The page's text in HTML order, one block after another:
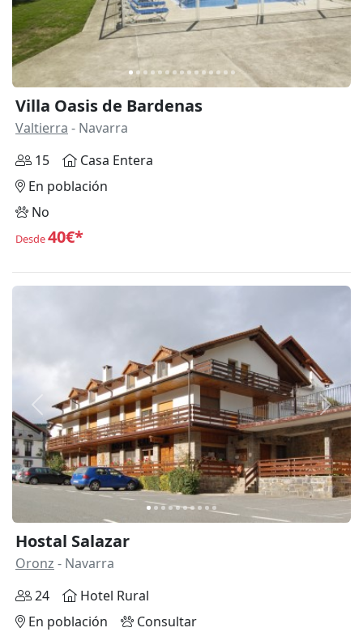
Villa Oasis de Bardenas
Valtierra - Navarra
15
Casa Entera
En población
No
Desde40€*
Anterior
Hostal Salazar
Oronz - Navarra
24
Hotel Rural
En población
Consultar